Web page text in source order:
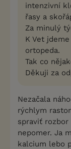
intenzivní
řasy a
Za minulý
K Vet
ortopeda.
Tak co
Děkuji za
Nezačala
rýchlym
spraviť rozbor
nepomer. Ja
kalcium lebo